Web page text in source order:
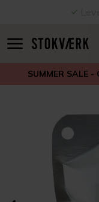
SUMMER SALE -